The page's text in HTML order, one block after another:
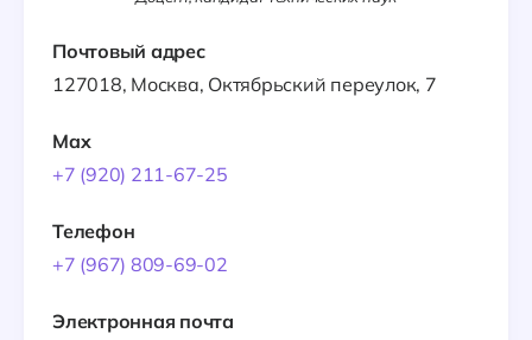
Почтовый адрес
127018, Москва, Октябрьский переулок, 7
Max
+7 (920) 211-67-25
Телефон
+7 (967) 809-69-02
Электронная почта